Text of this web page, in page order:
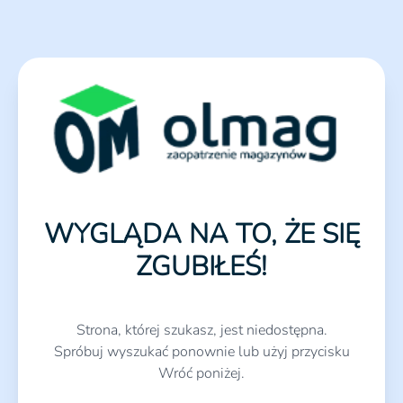
WYGLĄDA NA TO, ŻE SIĘ
ZGUBIŁEŚ!
Strona, której szukasz, jest niedostępna.
Spróbuj wyszukać ponownie lub użyj przycisku
Wróć poniżej.